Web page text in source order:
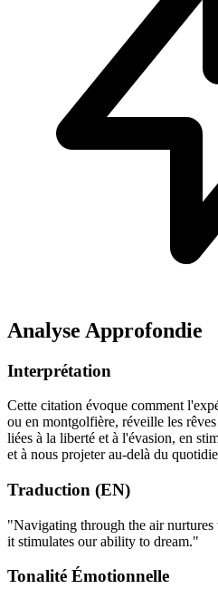
Analyse Approfondie
Interprétation
Cette citation évoque comment
ou en montgolfière, réveille les
liées à la liberté et à l'évasion, en
et à nous projeter au-delà du
Traduction (EN)
"Navigating through the air
it stimulates our ability to dream."
Tonalité Émotionnelle